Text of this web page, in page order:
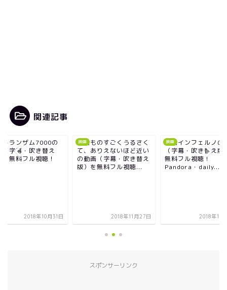
関連記事
ものすごくうるさく
ありえないほど近い
画（字幕・吹き替え
2018年11月27日
映画
映画インフェルノの動画
（字幕・吹き替え版）を
無料フル視聴！
Pandora・daily...
2018年10月18日
映画
映画トランザム
動画（字幕・吹き替
版）を無料フル視聴
2018年10
スポンサーリンク